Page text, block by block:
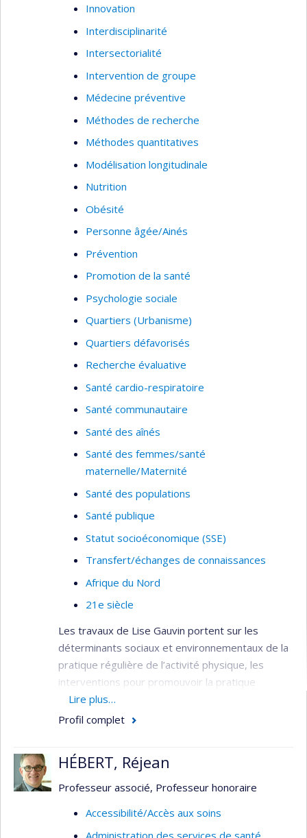
Innovation
Interdisciplinarité
Intersectorialité
Intervention de groupe
Médecine préventive
Méthodes de recherche
Méthodes quantitatives
Modélisation longitudinale
Nutrition
Obésité
Personne âgée/Ainés
Prévention
Promotion de la santé
Psychologie sociale
Quartiers (Urbanisme)
Quartiers défavorisés
Recherche évaluative
Santé cardio-respiratoire
Santé communautaire
Santé des aînés
Santé des femmes/santé
maternelle/Maternité
Santé des populations
Santé publique
Statut socioéconomique (SSE)
Transfert/échanges de connaissances
Afrique du Nord
21e siècle
Les travaux de Lise Gauvin portent sur les
déterminants sociaux et environnementaux de la
pratique régulière de l’activité physique, les
interventions pour promouvoir la pratique
régulière de l’activité physique au niveau
populationnel et les déterminants sociaux des
des méthodes quantitatives et épidémiologiques
novatrices incluant l’analyse multi-niveaux,
et l’échantillonnage des expériences.
Lire plus…
Profil complet
HÉBERT, Réjean
Professeur associé, Professeur honoraire
Accessibilité/Accès aux soins
Administration des services de santé